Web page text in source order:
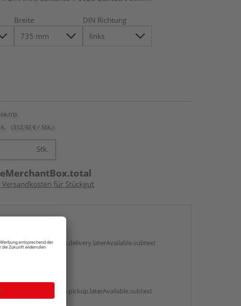
Breite DIN Richtung
(312,92 € / Stk.)
Stk.
Versandkosten für Stückgut